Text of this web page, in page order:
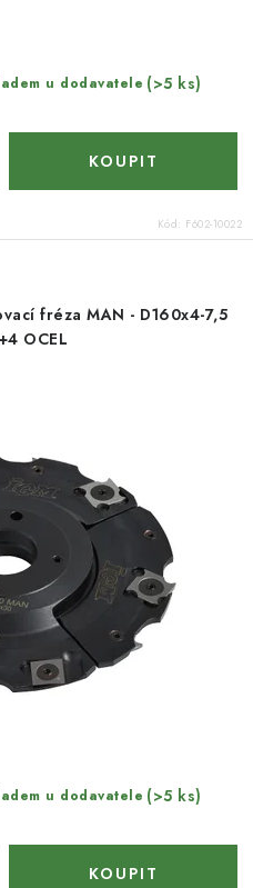
u dodavatele (>5 ks)
Kód: F602-10022
fréza MAN - D160x4-7,5
OCEL
u dodavatele (>5 ks)